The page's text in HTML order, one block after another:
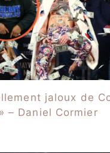
jaloux de
– Daniel Cormier